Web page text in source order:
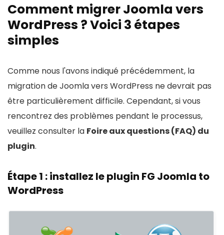
Comment migrer Joomla vers
WordPress ? Voici 3 étapes
simples
Comme nous l'avons indiqué précédemment, la
migration de Joomla vers WordPress ne devrait pas
être particulièrement difficile. Cependant, si vous
rencontrez des problèmes pendant le processus,
veuillez consulter la Foire aux questions (FAQ) du
plugin.
Étape 1 : installez le plugin FG Joomla to
WordPress